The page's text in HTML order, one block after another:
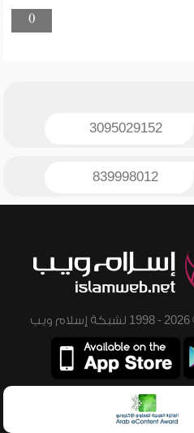
0
3095029152
839998012